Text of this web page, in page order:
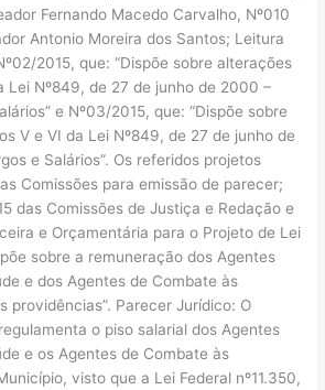
Fernando Macedo Carvalho, Nº010
Antonio Moreira dos Santos; Leitura
2015, que: “Dispõe sobre alterações
Lei Nº849, de 27 de junho de 2000 –
e Nº03/2015, que: “Dispõe sobre
V e VI da Lei Nº849, de 27 de junho de
e Salários”. Os referidos projetos
Comissões para emissão de parecer;
das Comissões de Justiça e Redação e
e Orçamentária para o Projeto de Lei
sobre a remuneração dos Agentes
e dos Agentes de Combate às
providências”. Parecer Jurídico: O
o piso salarial dos Agentes
e os Agentes de Combate às
visto que a Lei Federal nº11.350,